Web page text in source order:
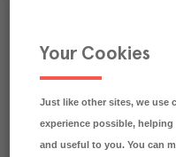
Your Cookies
Just like other sites, we use
experience possible,
and useful to you. You can